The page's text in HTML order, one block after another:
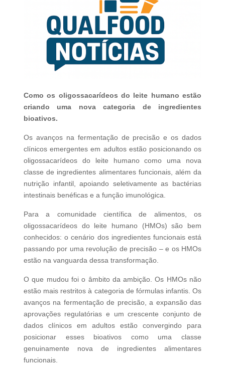
Como os oligossacarídeos do leite humano estão
criando uma nova categoria de ingredientes
bioativos.
Os avanços na fermentação de precisão e os dados
clínicos emergentes em adultos estão posicionando os
oligossacarídeos do leite humano como uma nova
classe de ingredientes alimentares funcionais, além da
nutrição infantil, apoiando seletivamente as bactérias
intestinais benéficas e a função imunológica.
Para a comunidade científica de alimentos, os
oligossacarídeos do leite humano (HMOs) são bem
conhecidos: o cenário dos ingredientes funcionais está
passando por uma revolução de precisão – e os HMOs
estão na vanguarda dessa transformação.
O que mudou foi o âmbito da ambição. Os HMOs não
estão mais restritos à categoria de fórmulas infantis. Os
avanços na fermentação de precisão, a expansão das
aprovações regulatórias e um crescente conjunto de
dados clínicos em adultos estão convergindo para
posicionar esses bioativos como uma classe
genuinamente nova de ingredientes alimentares
funcionais.